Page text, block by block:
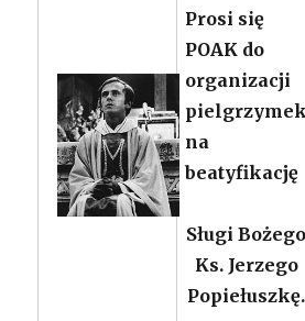
Prosi się
POAK do
organizacji
pielgrzymek
na
beatyfikację
Sługi Bożego
Ks. Jerzego
Popiełuszkę.